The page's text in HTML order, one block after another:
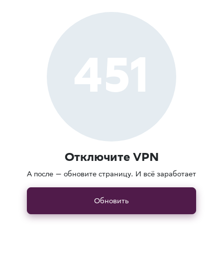
451
Отключите VPN
А после — обновите страницу. И всё заработает
Обновить